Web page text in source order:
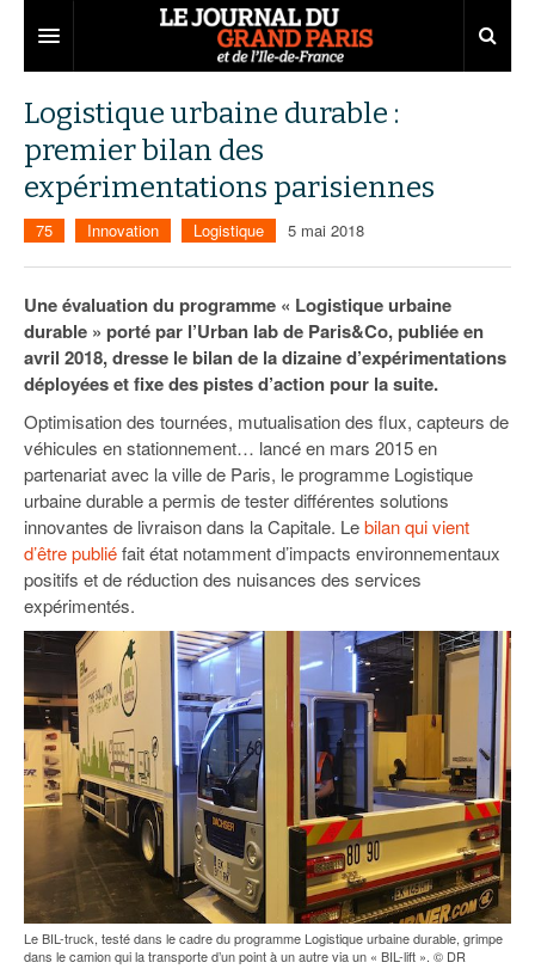
Territoires
Aménagement
Collectivités
Services urbains
Entreprises
Développement économique
Attractivité
Innovation
Transport
Départements
77
78
93
94
95
Nominations
Portraits
Les Assises du Grand Paris
Éditions précédentes
Le podcast
Ecouter les épisodes
Logistique urbaine durable :
premier bilan des
expérimentations parisiennes
75 Innovation Logistique 5 mai 2018
Une évaluation du programme « Logistique urbaine
durable » porté par l’Urban lab de Paris&Co, publiée en
avril 2018, dresse le bilan de la dizaine d’expérimentations
déployées et fixe des pistes d’action pour la suite.
Optimisation des tournées, mutualisation des flux, capteurs de
véhicules en stationnement… lancé en mars 2015 en
partenariat avec la ville de Paris, le programme Logistique
urbaine durable a permis de tester différentes solutions
innovantes de livraison dans la Capitale. Lebilan qui vient
d’être publiéfait état notamment d’impacts environnementaux
positifs et de réduction des nuisances des services
expérimentés.
Le BIL-truck, testé dans le cadre du programme Logistique urbaine durable, grimpe
dans le camion qui la transporte d’un point à un autre via un « BIL-lift ». © DR